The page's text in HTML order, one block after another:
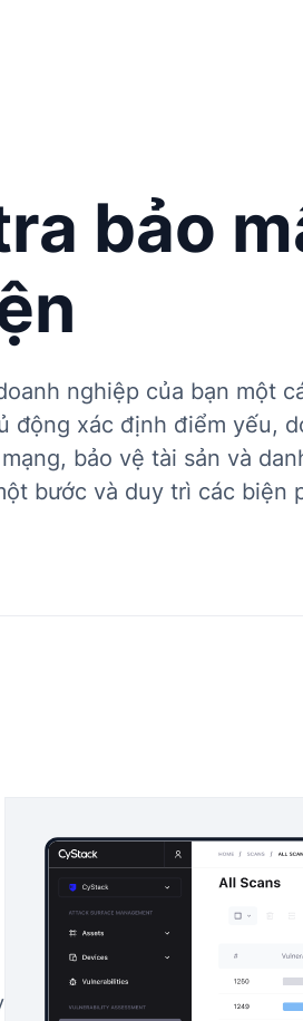
bảo
nghiệp của bạn một
động xác định điểm yếu,
bảo vệ tài sản và
bước và duy trì các biện